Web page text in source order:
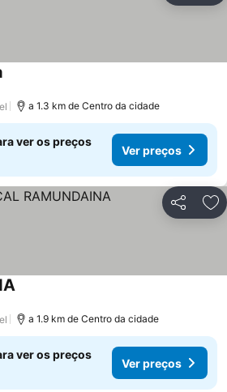
a 1.3 km de Centro da cidade
ver os preços
Ver preços
Partilhar
Ver preços
a 1.9 km de Centro da cidade
ver os preços
Ver preços